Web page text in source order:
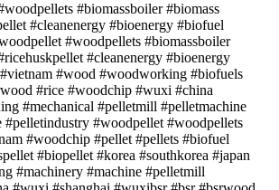
#biomassboiler #biomass
#cleanenergy #bioenergy #biofuel
#woodpellets #biomassboiler
#cleanenergy #bioenergy
#wood #woodworking #biofuels
#rice #woodchip #wuxi #china
#mechanical #pelletmill #pelletmachine
#pelletindustry #woodpellet #woodpellets
#woodchip #pellet #pellets #biofuel
#biopellet #korea #southkorea #japan
#machinery #machine #pelletmill